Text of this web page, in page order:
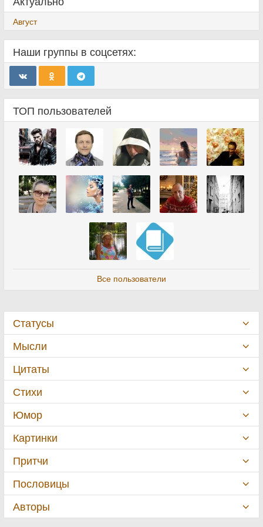
Август
Наши группы в соцсетях:
ТОП пользователей
Все пользователи
Статусы
Мысли
Цитаты
Стихи
Юмор
Картинки
Притчи
Пословицы
Авторы